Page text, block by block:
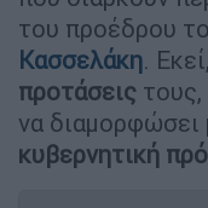
του προέδρου
Κασσελάκη.
προτάσεις
να διαμορφώσει
κυβερνητική